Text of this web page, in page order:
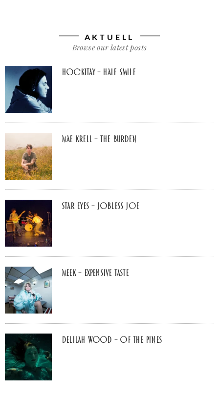
AKTUELL
Browse our latest posts
Hockitay – half smile
Mae Krell – the burden
Star Eyes – Jobless Joe
MEEK – Expensive Taste
Delilah Wood – of the pines